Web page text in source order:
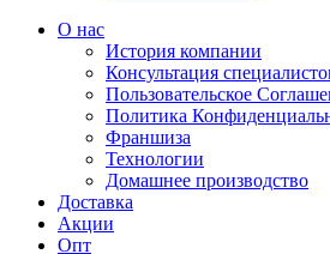
О нас
История компании
Консультация
Пользовательское
Политика
Франшиза
Технологии
Домашнее производство
Доставка
Акции
Опт